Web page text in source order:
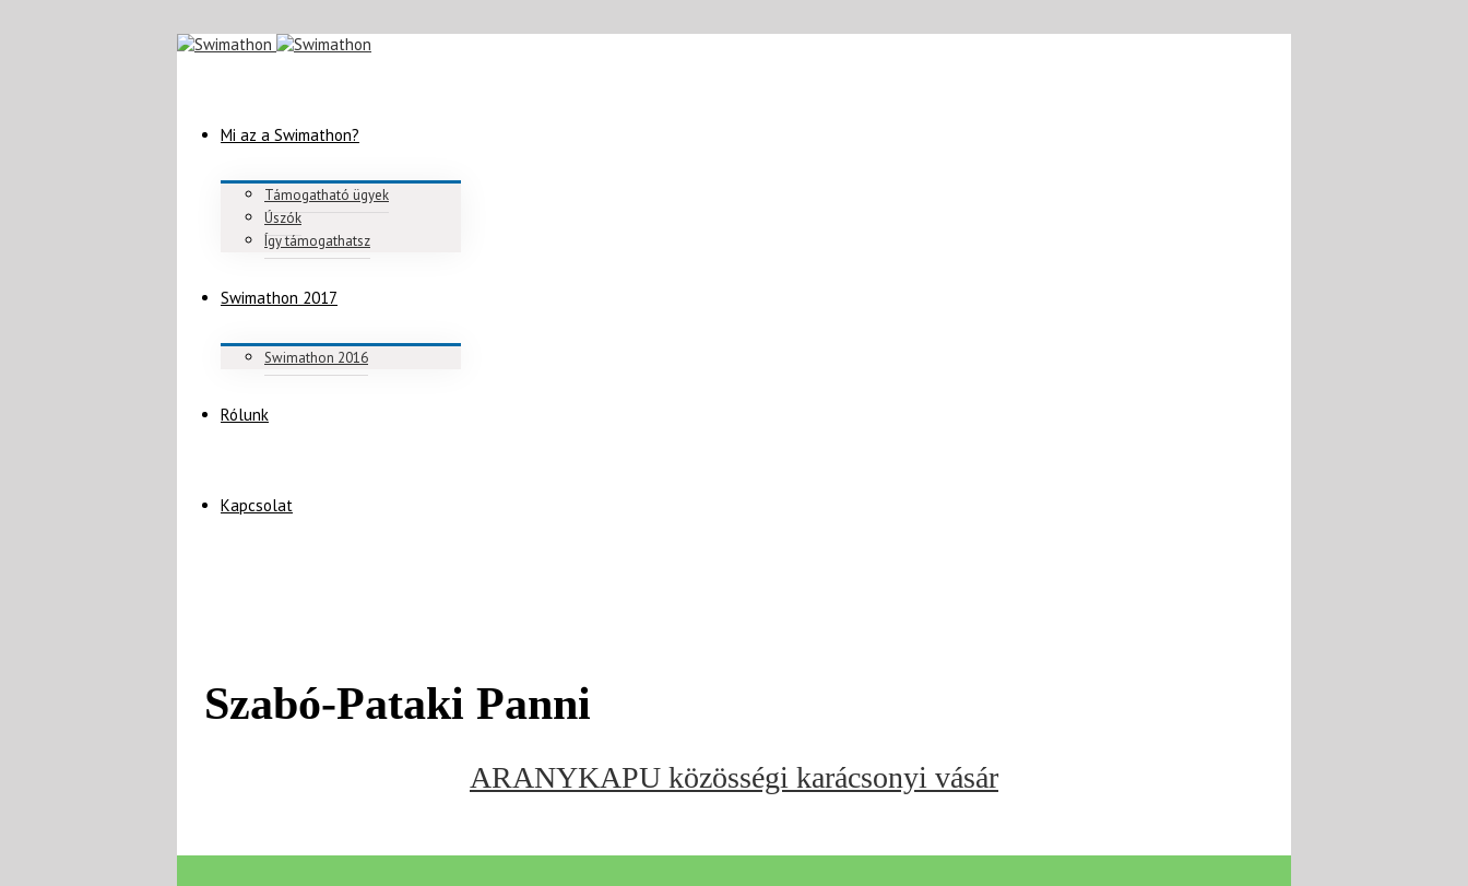
Mi az a Swimathon?
Támogatható ügyek
Úszók
Így támogathatsz
Swimathon 2017
Swimathon 2016
Rólunk
Kapcsolat
Szabó-Pataki Panni
ARANYKAPU közösségi karácsonyi vásár